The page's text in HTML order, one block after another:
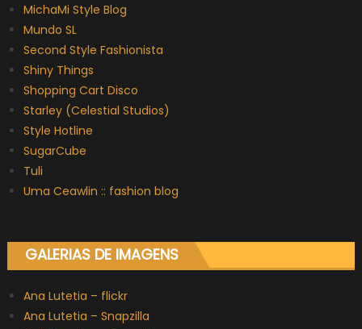
MichaMi Style Blog
Mundo SL
Second Style Fashionista
Shiny Things
Shopping Cart Disco
Starley (Celestial Studios)
Style Hotline
SugarCube
Tuli
Uma Ceawlin :: fashion blog
GALERIAS DE IMAGENS
Ana Lutetia – flickr
Ana Lutetia – Snapzilla